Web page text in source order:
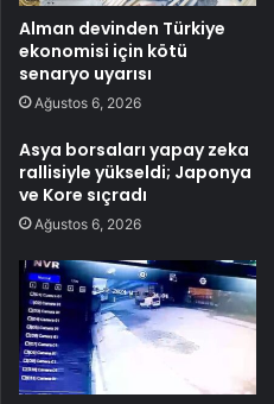
Alman devinden Türkiye
ekonomisi için kötü
senaryo uyarısı
Ağustos 6, 2026
Asya borsaları yapay zeka
rallisiyle yükseldi; Japonya
ve Kore sıçradı
Ağustos 6, 2026